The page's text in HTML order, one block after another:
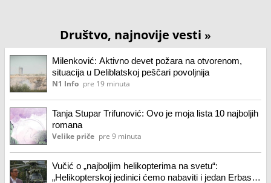
Društvo, najnovije vesti »
Milenković: Aktivno devet požara na otvorenom,
situacija u Deliblatskoj peščari povoljnija
N1 Info pre 19 minuta
Tanja Stupar Trifunović: Ovo je moja lista 10 najboljih
romana
Velike priče pre 9 minuta
Vučić o „najboljim helikopterima na svetu“:
„Helikopterskoj jedinici ćemo nabaviti i jedan Erbas